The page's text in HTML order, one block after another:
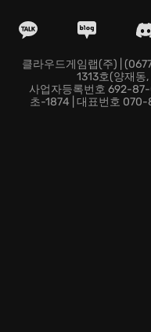
Control에서 당신만의
재울 영웅이 되어보십
클라우드게임랩(주) |
1313호(양재동
사업자등록번호 692-
초-1874 | 대표번호